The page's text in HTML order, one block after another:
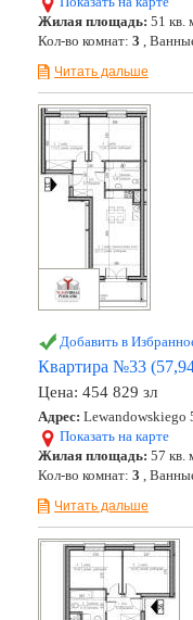
Жилая площадь: 51 кв.
Кол-во комнат: 3 ,
Читать дальше
Добавить в
Квартира №33
Цена: 454 829 зл
Адрес: Lewandowskiego
Показать на карте
Жилая площадь: 57 кв.
Кол-во комнат: 3 ,
Читать дальше